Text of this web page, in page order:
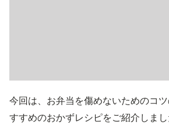
今回は、お弁当を傷めないためのコ
すすめのおかずレシピをご紹介しま